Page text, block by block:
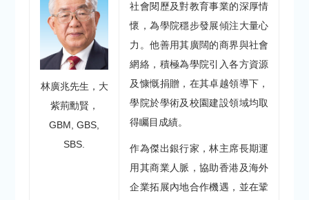
林廣兆先生，大
紫荊勳賢，
GBM, GBS,
SBS.
社會閱歷及對教育事業的深厚情
懷，為學院穩步發展傾注大量心
力。他善用其廣闊的商界與社會
網絡，積極為學院引入各方資源
及慷慨捐贈，在其卓越領導下，
學院於學術及校園建設領域均取
得矚目成績。
作為傑出銀行家，林主席長期運
用其商業人脈，協助香港及海外
企業拓展內地合作機遇，並在鞏